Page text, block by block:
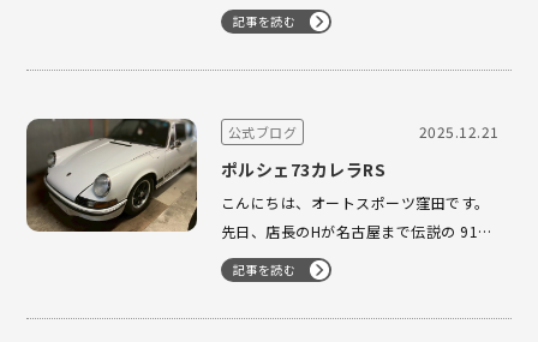
ョールームオートスポーツ横浜ファクト
リー ヴァンセプト は、 2025年12月28
日（日）〜2025年1月4日（日） の期
す。 2025年1月5日（月）よりオートス
記事を読む
公式ブログ 2025.12.21
ポルシェ73カレラRS
こんにちは、オートスポーツ窪田です。
先日、店長のHが名古屋まで伝説の 911
カレラRSツーリング、通称「ナナサンカ
レラ」の買取査定に行ってまいりまし
た。 日本に正規輸入されたのはわずか13
記事を読む